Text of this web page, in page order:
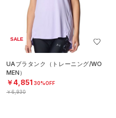
SALE
UAブラタンク（トレーニング/WO
MEN）
￥4,851 30%OFF
￥6,930